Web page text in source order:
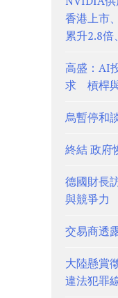
香港上市
累升2.8
高盛：AI
求 槓桿
烏暫停和
終結 政府
德國財長
與競爭力
交易商透
大陸懸賞
違法犯罪